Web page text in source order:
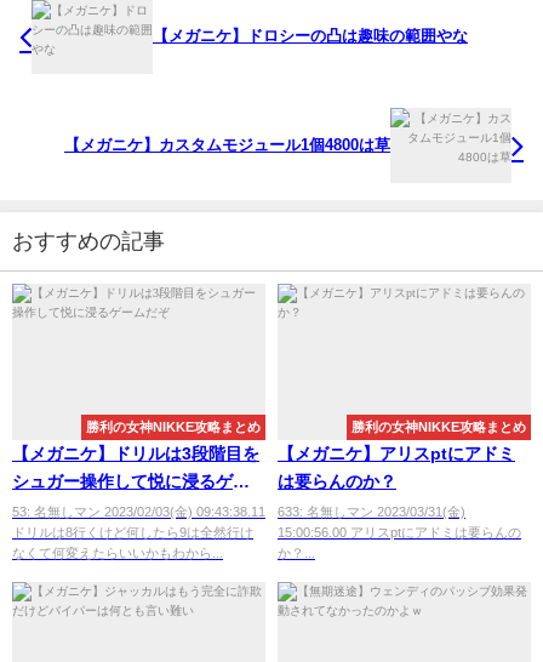
【メガニケ】ドロシーの凸は趣味の範囲やな
【メガニケ】カスタムモジュール1個4800は草
おすすめの記事
勝利の女神NIKKE攻略まとめ
【メガニケ】ドリルは3段階目を
シュガー操作して悦に浸るゲー
ムだぞ
53: 名無しマン 2023/02/03(金) 09:43:38.11
ドリルは8行くけど何したら9は全然行け
なくて何変えたらいいかもわから...
勝利の女神NIKKE攻略まとめ
【メガニケ】アリスptにアドミ
は要らんのか？
633: 名無しマン 2023/03/31(金)
15:00:56.00 アリスptにアドミは要らんの
か？...